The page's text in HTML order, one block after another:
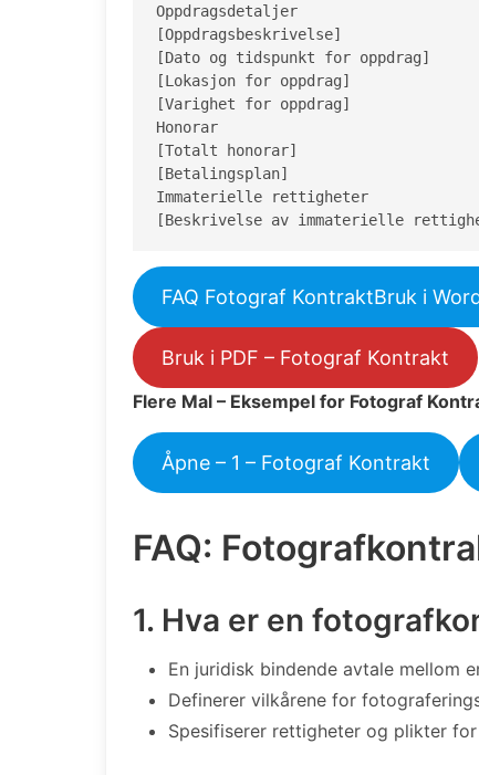
Oppdragsdetaljer
[Oppdragsbeskrivelse]
[Dato og tidspunkt for oppdrag]
[Lokasjon for oppdrag]
[Varighet for oppdrag]
Honorar
[Totalt honorar]
[Betalingsplan]
Immaterielle rettigheter
[Beskrivelse av immaterielle
FAQ Fotograf KontraktBruk i
Bruk i PDF – Fotograf Kontrakt
Flere Mal – Eksempel for Fotograf
Åpne – 1 – Fotograf Kontrakt
FAQ:
1. Hva er en
En juridisk bindende avtale mellom
Definerer vilkårene for
Spesifiserer rettigheter og plikter